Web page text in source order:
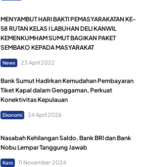
MENYAMBUT HARI BAKTI PEMASYARAKATAN KE-
58 RUTAN KELAS I LABUHAN DELI KANWIL
KEMENKUMHAM SUMUT BAGIKAN PAKET
SEMBAKO KEPADA MASYARAKAT
News 23 April 2022
Bank Sumut Hadirkan Kemudahan Pembayaran
Tiket Kapal dalam Genggaman, Perkuat
Konektivitas Kepulauan
Ekonomi 24 April 2026
Nasabah Kehilangan Saldo, Bank BRI dan Bank
Nobu Lempar Tanggung Jawab
Karo 11 November 2024